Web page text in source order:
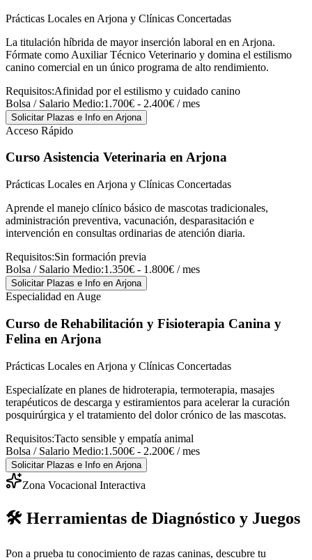
Prácticas Locales en Arjona y Clínicas Concertadas
La titulación híbrida de mayor inserción laboral en en Arjona.
Fórmate como Auxiliar Técnico Veterinario y domina el estilismo
canino comercial en un único programa de alto rendimiento.
Requisitos:Afinidad por el estilismo y cuidado canino
Bolsa / Salario Medio:1.700€ - 2.400€ / mes
Solicitar Plazas e Info en Arjona
Acceso Rápido
Curso Asistencia Veterinaria en Arjona
Prácticas Locales en Arjona y Clínicas Concertadas
Aprende el manejo clínico básico de mascotas tradicionales,
administración preventiva, vacunación, desparasitación e
intervención en consultas ordinarias de atención diaria.
Requisitos:Sin formación previa
Bolsa / Salario Medio:1.350€ - 1.800€ / mes
Solicitar Plazas e Info en Arjona
Especialidad en Auge
Curso de Rehabilitación y Fisioterapia Canina y
Felina en Arjona
Prácticas Locales en Arjona y Clínicas Concertadas
Especialízate en planes de hidroterapia, termoterapia, masajes
terapéuticos de descarga y estiramientos para acelerar la curación
posquirúrgica y el tratamiento del dolor crónico de las mascotas.
Requisitos:Tacto sensible y empatía animal
Bolsa / Salario Medio:1.500€ - 2.200€ / mes
Solicitar Plazas e Info en Arjona
Zona Vocacional Interactiva
🛠️ Herramientas de Diagnóstico y Juegos
Pon a prueba tu conocimiento de razas caninas, descubre tu